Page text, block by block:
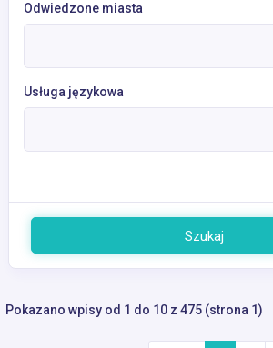
Odwiedzone miasta
Usługa językowa
Szukaj
Pokazano wpisy od 1 do 10 z 475 (strona 1)